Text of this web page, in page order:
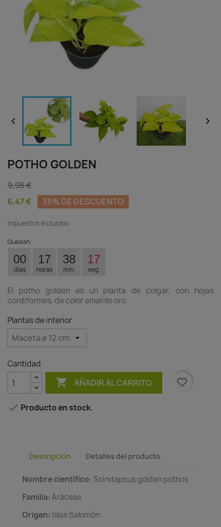
 
POTHO GOLDEN
9,95 €
6,47 €
35% DE DESCUENTO
Impuestos incluidos
Quedan:
00
días
17
horas
38
min.
17
seg.
El potho golden es un planta de colgar, con hojas
cordiformes, de color amarillo oro.
Plantas de interior
Cantidad
 AÑADIR AL CARRITO favorite_border
 Producto en stock.
Descripción Detalles del producto
Nombre científico: Scindapsus golden pothos
Familia:Aráceas
Origen: Islas Salomón